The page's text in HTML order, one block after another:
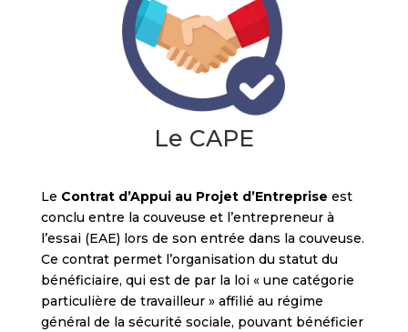
Le CAPE
Le Contrat d’Appui au Projet d’Entreprise est
conclu entre la couveuse et l’entrepreneur à
l’essai (EAE) lors de son entrée dans la couveuse.
Ce contrat permet l’organisation du statut du
bénéficiaire, qui est de par la loi « une catégorie
particulière de travailleur » affilié au régime
général de la sécurité sociale, pouvant bénéficier